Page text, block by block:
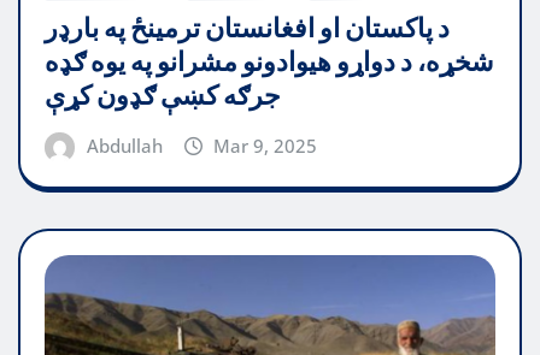
د پاکستان او افغانستان ترمینځ په بارډر
شخړه، د دواړو هیوادونو مشرانو په یوه ګډه
جرګه کښې ګډون کړې
Abdullah Mar 9, 2025